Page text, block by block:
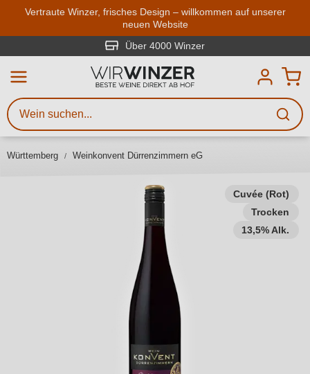
Zum Hauptinhalt springen
Vertraute Winzer, frisches Design – willkommen auf unserer
neuen Website
Über 4000 Winzer
Württemberg Weinkonvent Dürrenzimmern eG
Cuvée (Rot)
Trocken
13,5% Alk.
Weinsuche
Mindestens 3 Zeichen eingeben
Beschreiben Sie, welchen Wein
Sie suchen – ob nach Geschmack,